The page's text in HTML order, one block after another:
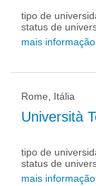
tipo de
status de
mais
Rome, Itália
Università
tipo de
status de
mais